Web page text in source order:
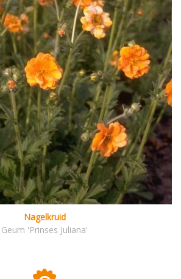
Nagelkruid
Geum 'Prinses Juliana'